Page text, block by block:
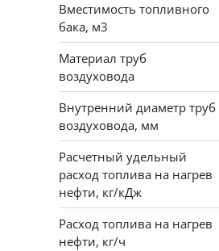
Вместимость топливного
бака, м3
Материал труб
воздуховода
Внутренний диаметр труб
воздуховода, мм
Расчетный удельный
расход топлива на нагрев
нефти, кг/кДж
Расход топлива на нагрев
нефти, кг/ч